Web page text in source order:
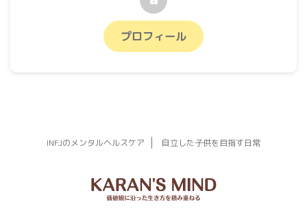
プロフィール
INFJのメンタルヘルスケア 自立した子供を目指す日常